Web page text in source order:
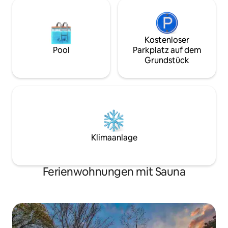
Pool
Kostenloser
Parkplatz auf dem
Grundstück
Klimaanlage
Ferienwohnungen mit Sauna